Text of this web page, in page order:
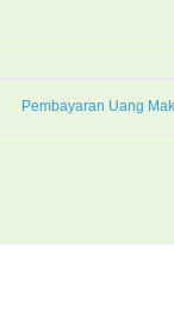
Pembayaran Uang